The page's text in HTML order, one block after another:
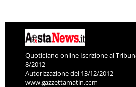
Quotidiano online Iscrizione al
8/2012
Autorizzazione del 13/12/2012
www.gazzettamatin.com